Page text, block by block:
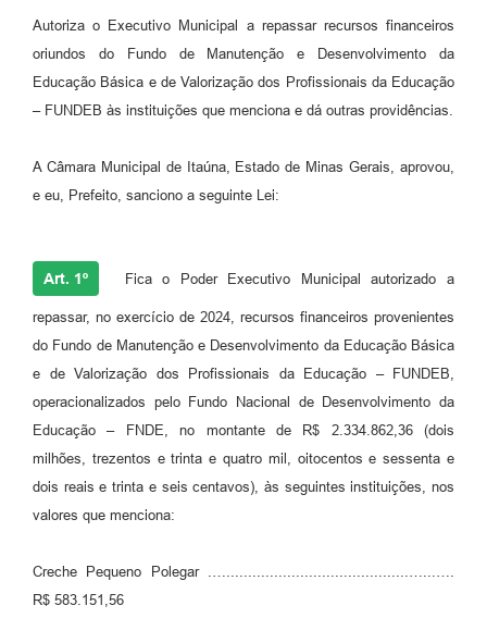
Autoriza o Executivo Municipal a repassar recursos financeiros
oriundos do Fundo de Manutenção e Desenvolvimento da
Educação Básica e de Valorização dos Profissionais da Educação
– FUNDEB às instituições que menciona e dá outras providências.
A Câmara Municipal de Itaúna, Estado de Minas Gerais, aprovou,
e eu, Prefeito, sanciono a seguinte Lei:
Art. 1º Fica o Poder Executivo Municipal autorizado a
repassar, no exercício de 2024, recursos financeiros provenientes
do Fundo de Manutenção e Desenvolvimento da Educação Básica
e de Valorização dos Profissionais da Educação – FUNDEB,
operacionalizados pelo Fundo Nacional de Desenvolvimento da
Educação – FNDE, no montante de R$ 2.334.862,36 (dois
milhões, trezentos e trinta e quatro mil, oitocentos e sessenta e
dois reais e trinta e seis centavos), às seguintes instituições, nos
valores que menciona:
Creche Pequeno Polegar .…..........................................…...….
R$ 583.151,56